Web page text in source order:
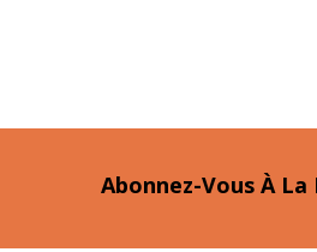
Abonnez-Vous À